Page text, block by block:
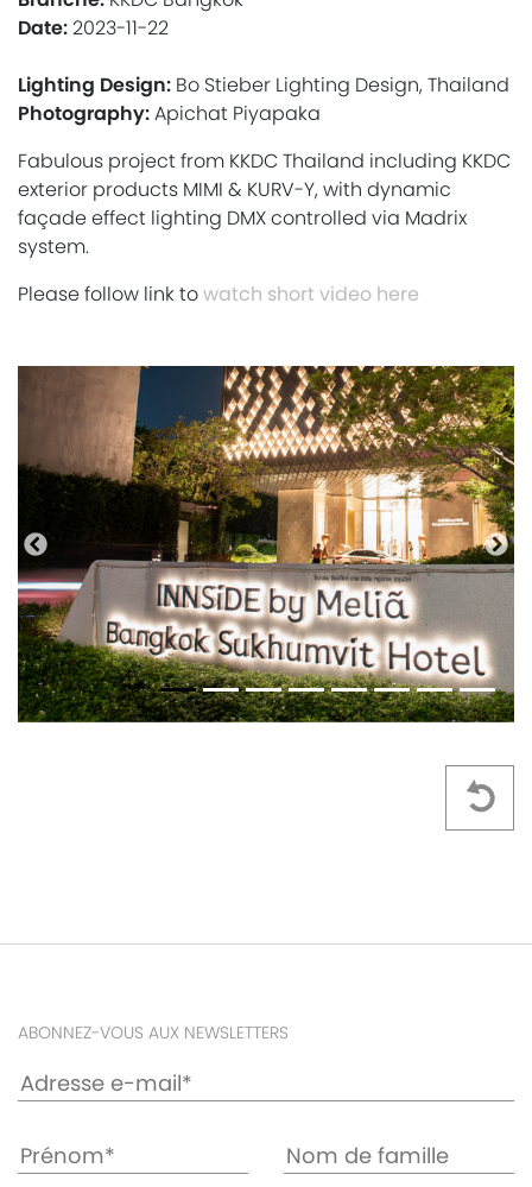
Date:2023-11-22
Lighting Design: Bo Stieber Lighting Design, Thailand
Photography:Apichat Piyapaka
Fabulous project from KKDC Thailand including KKDC
exterior products MIMI & KURV-Y, with dynamic
façade effect lighting DMX controlled via Madrix
system.
Please follow link towatch short video here
Précédente
ABONNEZ-VOUS AUX NEWSLETTERS